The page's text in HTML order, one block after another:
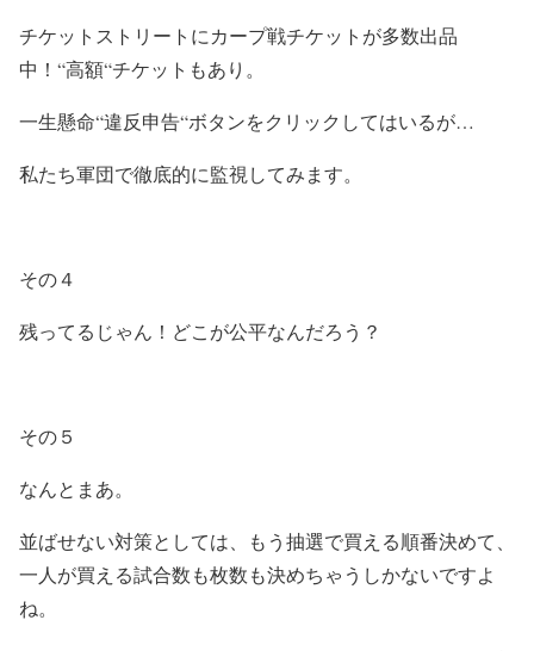
チケットストリートにカープ戦チケットが多数出品
中！ “高額“チケットもあり。
一生懸命“違反申告“ボタンをクリックしてはいるが…
私たち軍団で徹底的に監視してみます。
その４
残ってるじゃん！どこが公平なんだろう？
その５
なんとまあ。
並ばせない対策としては、もう抽選で買える順番決めて、
一人が買える試合数も枚数も決めちゃうしかないですよ
ね。